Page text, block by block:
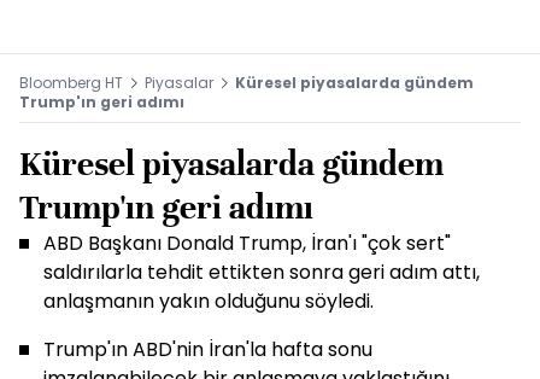
Bloomberg HT Piyasalar
Küresel piyasalarda gündem
Trump'ın geri adımı
Küresel piyasalarda gündem
Trump'ın geri adımı
ABD Başkanı Donald Trump, İran'ı "çok sert"
saldırılarla tehdit ettikten sonra geri adım attı,
anlaşmanın yakın olduğunu söyledi.
Trump'ın ABD'nin İran'la hafta sonu